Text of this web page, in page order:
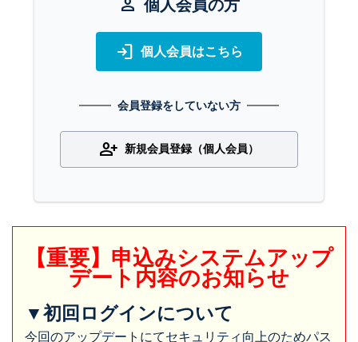
person
login 個人会員はこちら
会員登録をしていない方
person_add 新規会員登録（個人会員）
【重要】申込みシステムアップ
デート内容のお知らせ
▼初回ログインについて
今回のアップデートにてセキュリティ向上のためパス